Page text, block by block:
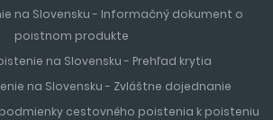
na Slovensku - Informačný dokument o
poistnom produkte
na Slovensku - Prehľad krytia
na Slovensku - Zvláštne dojednanie
cestovného poistenia k poisteniu